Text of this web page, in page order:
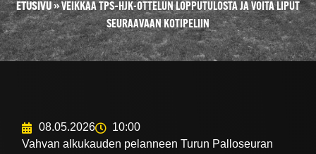
ETUSIVU»VEIKKAA TPS–HJK-OTTELUN LOPPUTULOSTA JA VOITA LIPUT
SEURAAVAAN KOTIPELIIN
08.05.2026
10:00
Vahvan alkukauden pelanneen Turun Palloseuran